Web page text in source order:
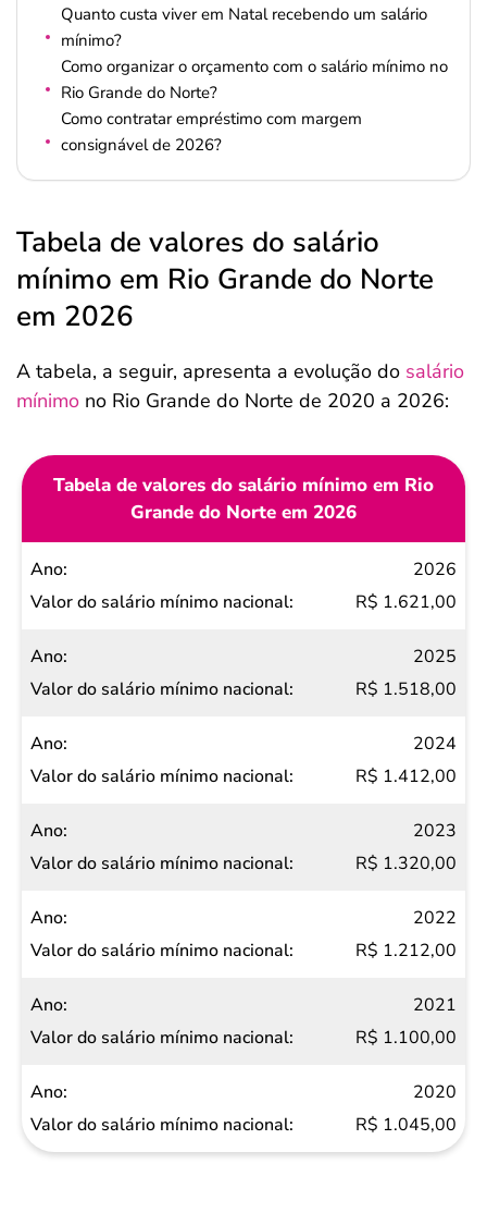
Quanto custa viver em Natal recebendo um salário
mínimo?
Como organizar o orçamento com o salário mínimo no
Rio Grande do Norte?
Como contratar empréstimo com margem
consignável de 2026?
Tabela de valores do salário
mínimo em Rio Grande do Norte
em 2026
A tabela, a seguir, apresenta a evolução do salário
mínimo no Rio Grande do Norte de 2020 a 2026:
Tabela de valores do salário mínimo em Rio
Grande do Norte em 2026
Ano
Valor do
mínimo
nacional
2026
R$ 1.621,00
2025
R$ 1.518,00
2024
R$ 1.412,00
2023
R$ 1.320,00
2022
R$ 1.212,00
2021
R$ 1.100,00
2020
R$ 1.045,00